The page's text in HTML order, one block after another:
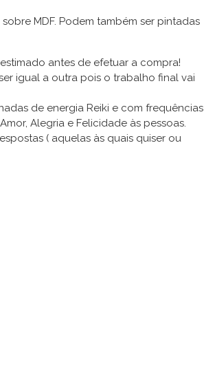
MDF. Podem também ser pintadas
antes de efetuar a compra!
igual a outra pois o trabalho final vai
de energia Reiki e com frequências
Alegria e Felicidade às pessoas.
( aquelas às quais quiser ou